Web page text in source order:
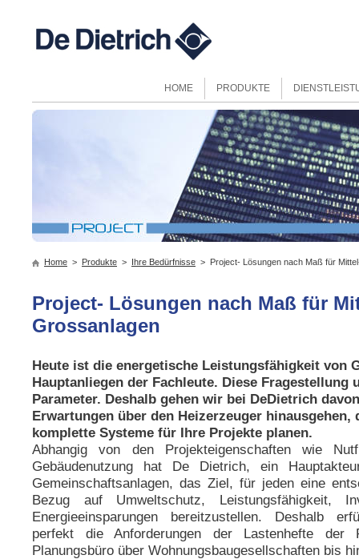
HOME PRODUKTE
Home > Produkte > Ihre Bedürfnisse > Project- Lösungen nach Maß für
Project- Lösungen nach Maß für
Grossanlagen
Heute ist die energetische Leistungsfähigkeit von
Hauptanliegen der Fachleute. Diese Fragestellung
Parameter. Deshalb gehen wir bei DeDietrich
Erwartungen über den Heizerzeuger hinausgehen,
komplette Systeme für Ihre Projekte planen.
Abhangig von den Projekteigenschaften wie
Gebäudenutzung hat De Dietrich, ein
Gemeinschaftsanlagen, das Ziel, für jeden eine
Bezug auf Umweltschutz, Leistungsfähigkeit,
Energieeinsparungen bereitzustellen. Deshalb
perfekt die Anforderungen der Lastenhefte der
Planungsbüro über Wohnungsbaugesellschaften bis